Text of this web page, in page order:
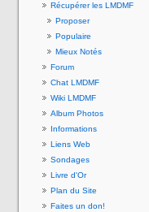
Récupérer les LMDMF
Proposer
Populaire
Mieux Notés
Forum
Chat LMDMF
Wiki LMDMF
Album Photos
Informations
Liens Web
Sondages
Livre d'Or
Plan du Site
Faites un don!